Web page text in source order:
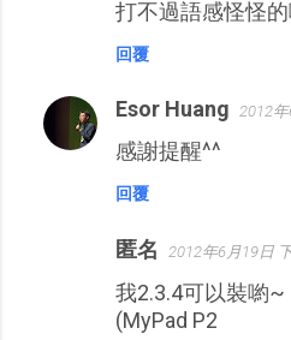
打不過語感怪怪
回覆
Esor Huang 2012
感謝提醒^^
回覆
匿名 2012年6月19日
我2.3.4可以裝喲~
(MyPad P2